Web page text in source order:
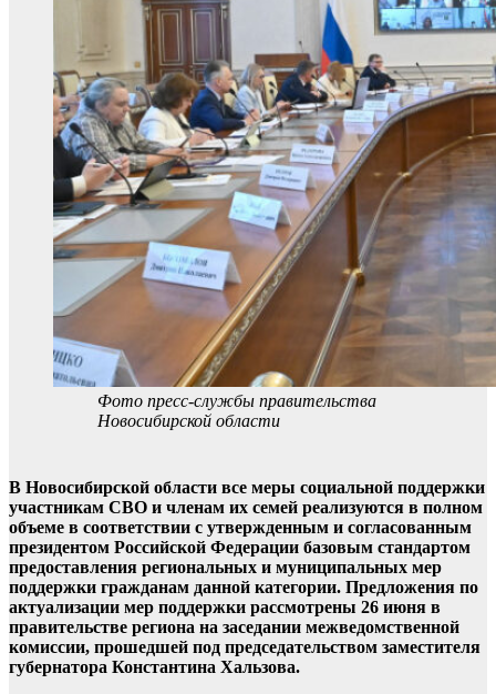
Фото пресс-службы правительства
Новосибирской области
В Новосибирской области все меры социальной поддержки
участникам СВО и членам их семей реализуются в полном
объеме в соответствии с утвержденным и согласованным
президентом Российской Федерации базовым стандартом
предоставления региональных и муниципальных мер
поддержки гражданам данной категории. Предложения по
актуализации мер поддержки рассмотрены 26 июня в
правительстве региона на заседании межведомственной
комиссии, прошедшей под председательством заместителя
губернатора Константина Хальзова.